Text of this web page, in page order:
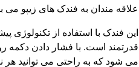
علاقه مندان به فندک های زیپو می
این فندک با استفاده از
قدرتمند است. با فشار دادن دکمه
می شود که به راحتی می توانید هر